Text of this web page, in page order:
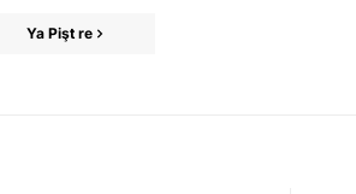
Ya Pişt re